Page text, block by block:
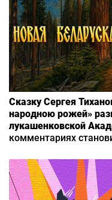
Сказку Сергея
народною рожей»
лукашенковской
комментариях